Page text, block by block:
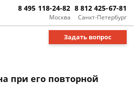
Москва
8 495 118-24-82
Санкт-Петербург
8 812 425-67-81
Задать вопрос
при его повторной